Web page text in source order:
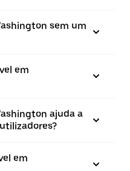
sem um
em
ajuda a
em